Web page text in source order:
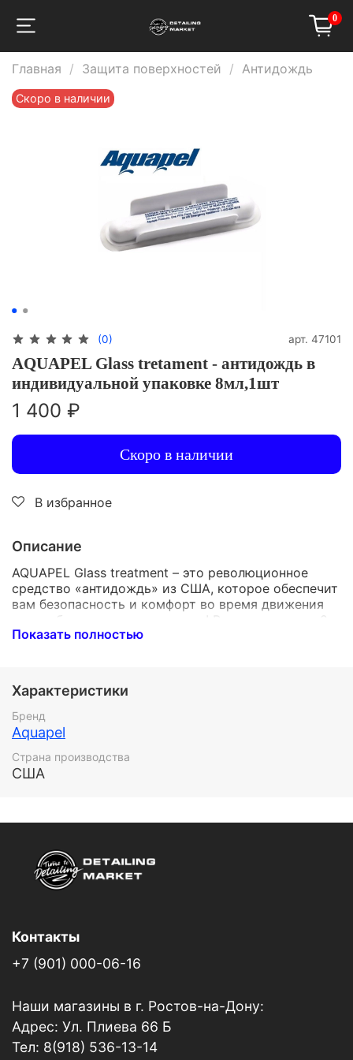
0
Главная Защита поверхностей Антидождь
Скоро в наличии
(0) арт. 47101
AQUAPEL Glass tretament - антидождь в
индивидуальной упаковке 8мл,1шт
1 400 ₽
Скоро в наличии
В избранное
Описание
AQUAPEL Glass treatment – это революционное
средство «антидождь» из США, которое обеспечит
вам безопасность и комфорт во время движения
при любых погодных условиях! Всего один стик 8
мл позволит обработать большую площадь стекла,
поездкой без страха попасть под дождь или снег.
Защитите ваше лобовое стекло от грязи, воды и
пыли всего одним движением руки благодаря
уникальной формуле Aquapel!
Показать полностью
Характеристики
Бренд
Aquapel
Страна производства
США
Контакты
+7 (901) 000-06-16
Наши магазины в г. Ростов-на-Дону:
Адрес: Ул. Плиева 66 Б
Тел: 8(918) 536-13-14